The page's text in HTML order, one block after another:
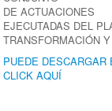
DE ACTUACIONES
EJECUTADAS DEL
TRANSFORMACIÓN
PUEDE DESCARGAR
CLICK AQUÍ